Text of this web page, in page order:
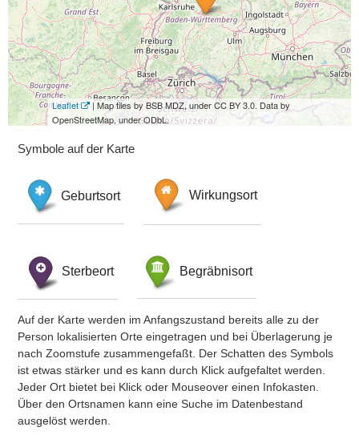
Leaflet
| Map tiles by BSB MDZ, under CC BY 3.0. Data by
OpenStreetMap, under ODbL.
Symbole auf der Karte
Geburtsort Wirkungsort
Sterbeort Begräbnisort
Auf der Karte werden im Anfangszustand bereits alle zu der
Person lokalisierten Orte eingetragen und bei Überlagerung je
nach Zoomstufe zusammengefaßt. Der Schatten des Symbols
ist etwas stärker und es kann durch Klick aufgefaltet werden.
Jeder Ort bietet bei Klick oder Mouseover einen Infokasten.
Über den Ortsnamen kann eine Suche im Datenbestand
ausgelöst werden.